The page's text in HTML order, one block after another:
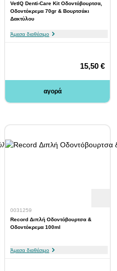
VetIQ Denti-Care Kit Οδοντόβουρτσα,
Οδοντόκρεμα 70gr & Βουρτσάκι
Δακτύλου
Άμεσα διαθέσιμο
15,50 €
αγορά
0031259
Record Διπλή Οδοντόβουρτσα &
Οδοντόκρεμα 100ml
Άμεσα διαθέσιμο